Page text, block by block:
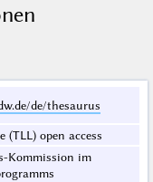
de/thesaurus
(TLL) open access
Kommission im